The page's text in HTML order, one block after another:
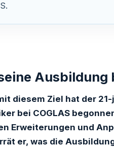
Ausbildung
diesem Ziel hat der
bei COGLAS
Erweiterungen und
er, was die